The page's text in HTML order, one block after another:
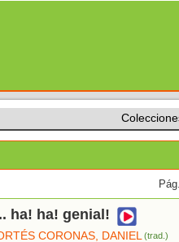
Pág.
ha! ha! genial!
CORONAS, DANIEL (trad.)